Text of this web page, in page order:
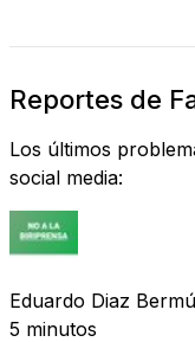
Reportes de
Los últimos
social media:
Eduardo Diaz
5 minutos